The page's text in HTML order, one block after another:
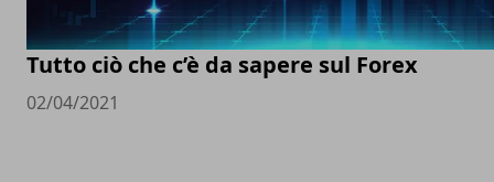
Tutto ciò che c’è da sapere sul Forex
02/04/2021